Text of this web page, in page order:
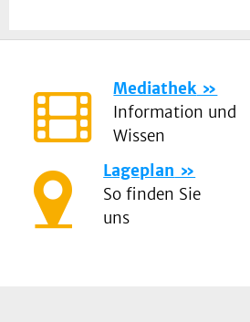
Mediathek
Information und
Wissen
Lageplan
So finden Sie
uns